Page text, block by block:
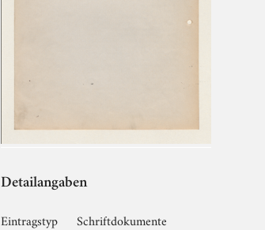
Detailangaben
Eintragstyp
Schriftdokumente